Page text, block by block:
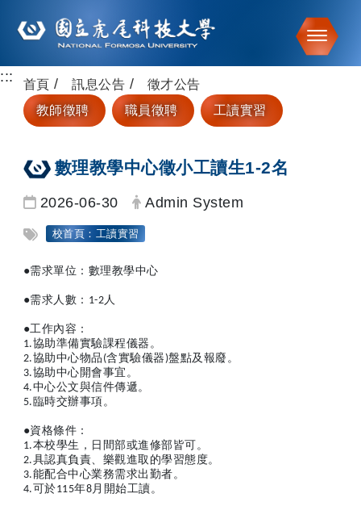
跳到主要內容
::: 首頁 訊息公告
徵才公告
教師徵聘
職員徵聘 工讀實習
數理教學中心徵小工讀生1-2名
日期：
2026-06-30 發布者：
Admin System
標籤：
校首頁：工讀實習
●需求單位：數理教學中心
●需求人數：1-2人
●工作內容：
1.協助準備實驗課程儀器。
2.協助中心物品(含實驗儀器)盤點及報廢。
3.協助中心開會事宜。
4.中心公文與信件傳遞。
5. 臨時交辦事項。
●資格條件：
1.本校學生，日間部或進修部皆可。
2.具認真負責、樂觀進取的學習態度。
3.能配合中心業務需求出勤者。
4. 可於115年8月開始工讀。